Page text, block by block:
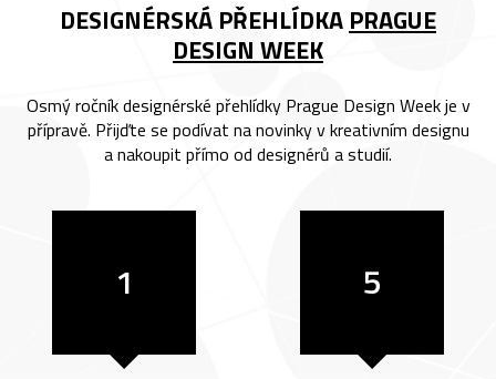
DESIGNÉRSKÁ PŘEHLÍDKA PRAGUE
DESIGN WEEK
Osmý ročník designérské přehlídky Prague Design Week je v
přípravě. Přijďte se podívat na novinky v kreativním designu
a nakoupit přímo od designérů a studií.
1 5